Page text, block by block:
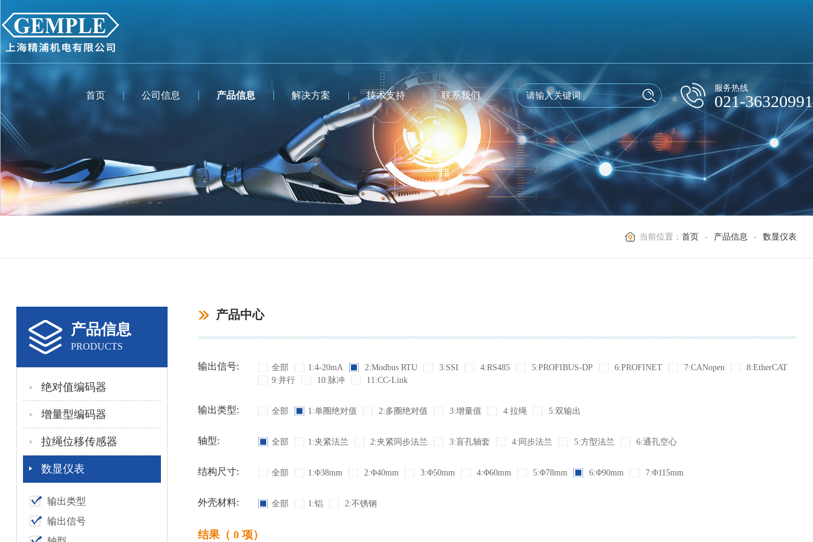
首页 公司信息 产品信息 解决方案 技术支持 联系我们
服务热线
021-36320991
当前位置：首页 - 产品信息 - 数显仪表
产品信息
PRODUCTS
绝对值编码器
增量型编码器
拉绳位移传感器
数显仪表
输出类型
输出信号
产品中心
输出信号: 全部 1:4-20mA 2:Modbus RTU 3:SSI 4:RS485 5:PROFIBUS-DP 6:PROFINET 7:CANopen
8:EtherCAT
9:并行
10:脉冲 11:CC-Link
输出类型: 全部 1:单圈绝对值 2:多圈绝对值 3:增量值 4:拉绳 5:双输出
轴型: 全部 1:夹紧法兰 2:夹紧同步法兰 3:盲孔轴套 4:同步法兰 5:方型法兰 6:通孔空心
结构尺寸: 全部 1:Φ38mm 2:Φ40mm 3:Φ50mm 4:Φ60mm 5:Φ78mm 6:Φ90mm 7:Φ115mm
外壳材料: 全部 1:铝 2:不锈钢
结果（ 0 项）